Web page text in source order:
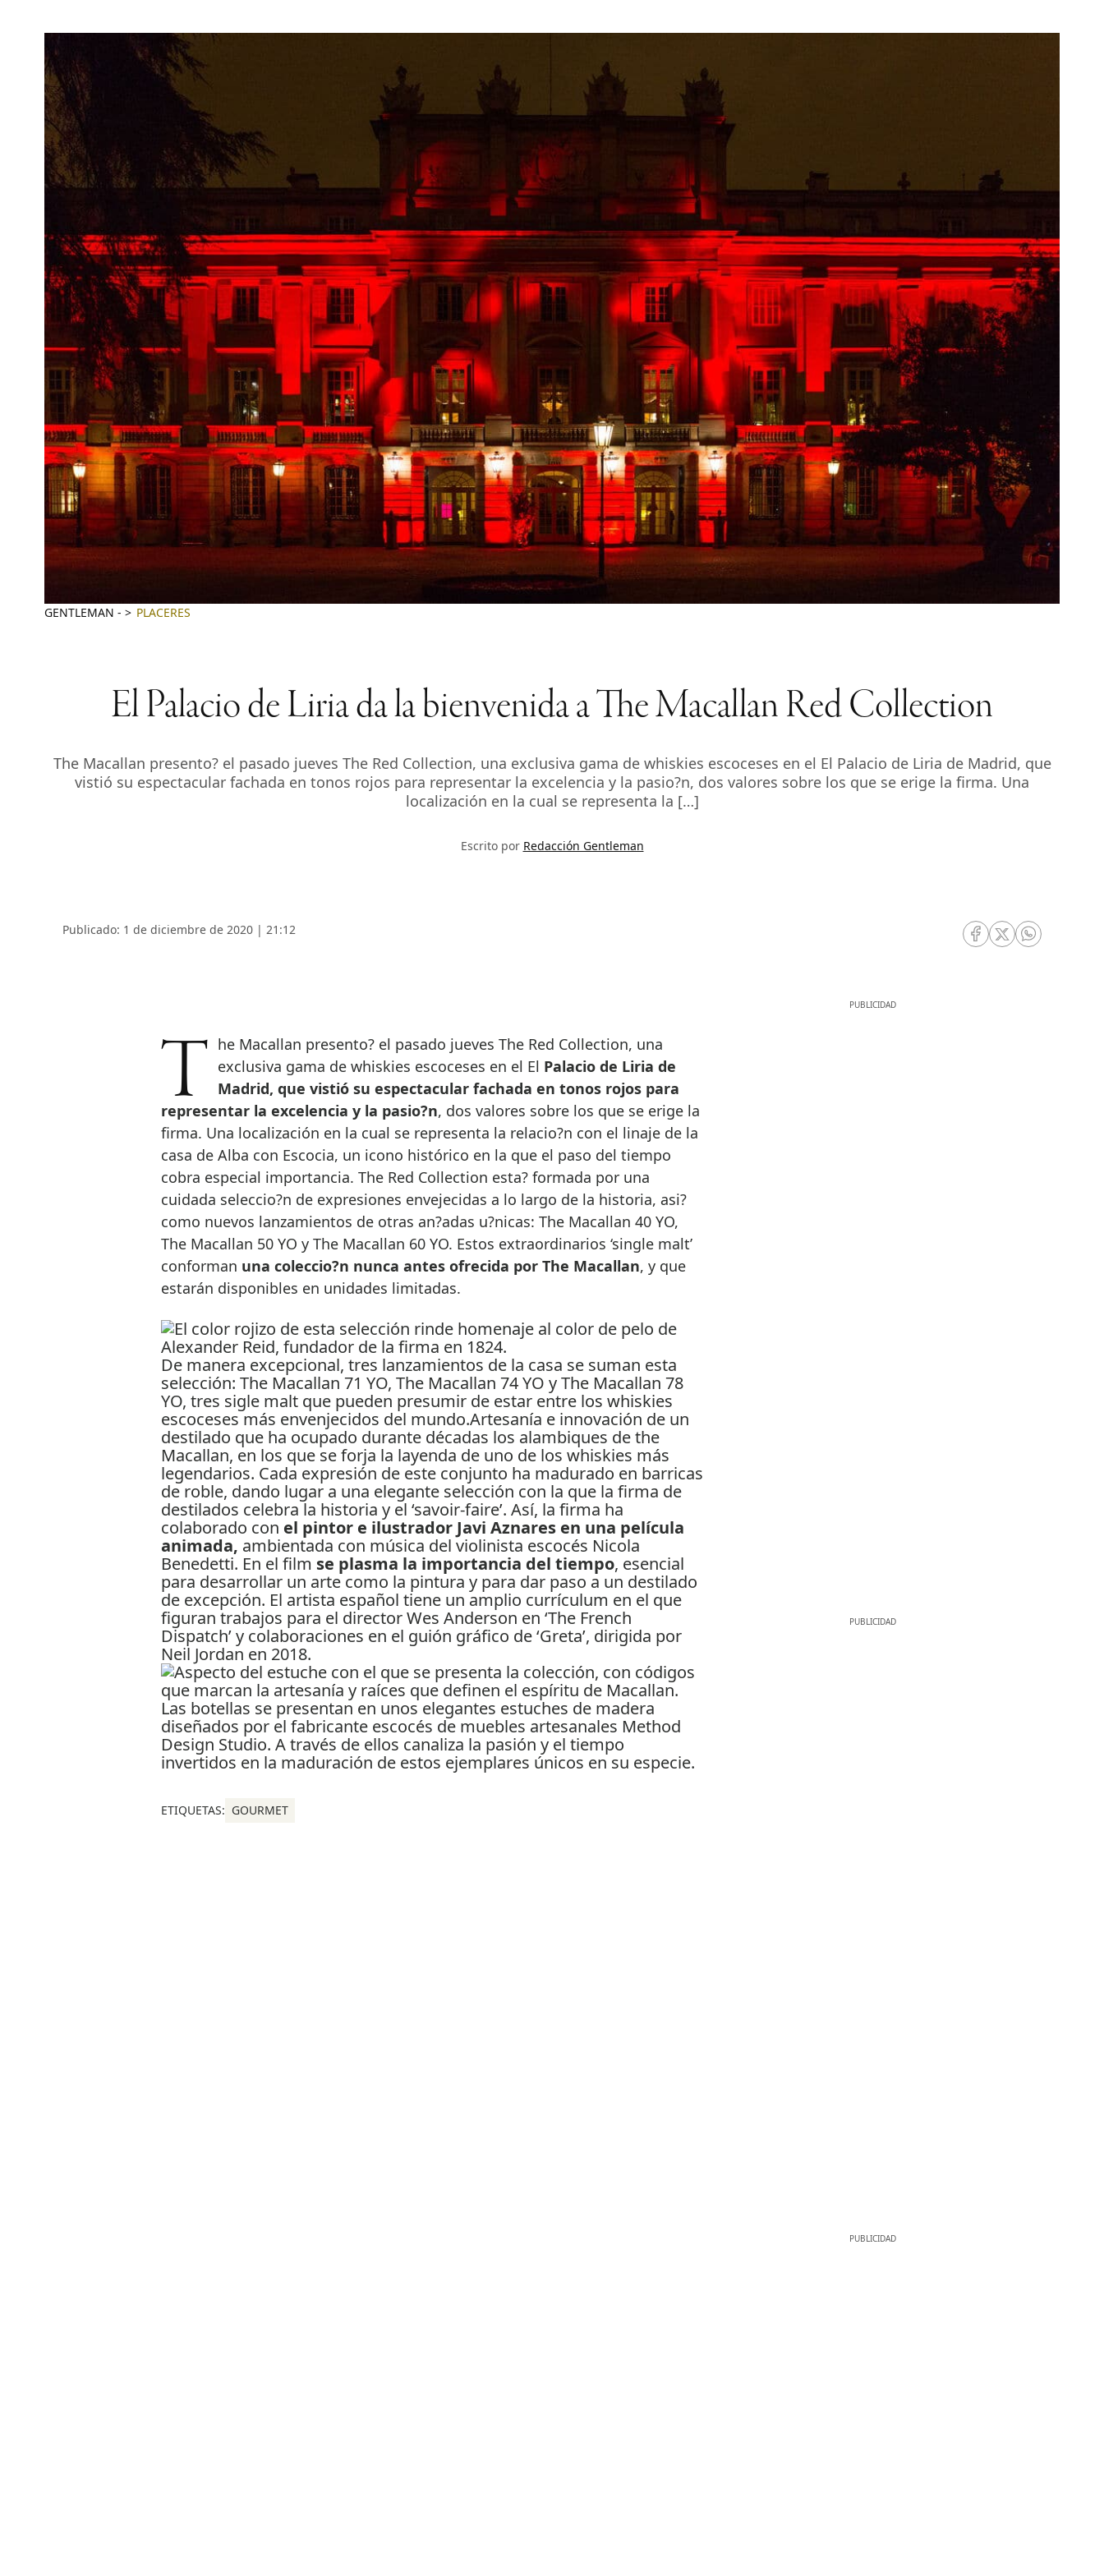
GENTLEMAN - PLACERES
El Palacio de Liria da la bienvenida a The Macallan Red Collection
The Macallan presento? el pasado jueves The Red Collection, una exclusiva gama de whiskies escoceses en el El Palacio de Liria de Madrid, que
vistió su espectacular fachada en tonos rojos para representar la excelencia y la pasio?n, dos valores sobre los que se erige la firma. Una
localización en la cual se representa la […]
Escrito por Redacción Gentleman
Publicado: 1 de diciembre de 2020 | 21:12
RRSS Facebook
RRSS Twitter
RRSS
The Macallan presento? el pasado jueves The Red Collection, una exclusiva gama de whiskies escoceses en el El Palacio de Liria de
Madrid, que vistió su espectacular fachada en tonos rojos para
representar la excelencia y la pasio?n, dos valores sobre los que se erige la
firma. Una localización en la cual se representa la relacio?n con el linaje de la
casa de Alba con Escocia, un icono histórico en la que el paso del tiempo
cobra especial importancia. The Red Collection esta? formada por una
cuidada seleccio?n de expresiones envejecidas a lo largo de la historia, asi?
como nuevos lanzamientos de otras an?adas u?nicas: The Macallan 40 YO,
The Macallan 50 YO y The Macallan 60 YO. Estos extraordinarios ‘single malt’
conforman una coleccio?n nunca antes ofrecida por The Macallan, y que
estarán disponibles en unidades limitadas.
De manera excepcional, tres lanzamientos de la casa se suman esta
selección: The Macallan 71 YO, The Macallan 74 YO y The Macallan 78
YO, tres sigle malt que pueden presumir de estar entre los whiskies
escoceses más envenjecidos del mundo.Artesanía e innovación de un
destilado que ha ocupado durante décadas los alambiques de the
Macallan, en los que se forja la layenda de uno de los whiskies más
legendarios. Cada expresión de este conjunto ha madurado en barricas
de roble, dando lugar a una elegante selección con la que la firma de
destilados celebra la historia y el ‘savoir-faire’. Así, la firma ha
colaborado con el pintor e ilustrador Javi Aznares en una película
animada, ambientada con música del violinista escocés Nicola
Benedetti. En el film se plasma la importancia del tiempo, esencial
para desarrollar un arte como la pintura y para dar paso a un destilado
de excepción. El artista español tiene un amplio currículum en el que
figuran trabajos para el director Wes Anderson en ‘The French
Dispatch’ y colaboraciones en el guión gráfico de ‘Greta’, dirigida por
Neil Jordan en 2018.
Las botellas se presentan en unos elegantes estuches de madera
diseñados por el fabricante escocés de muebles artesanales Method
Design Studio. A través de ellos canaliza la pasión y el tiempo
invertidos en la maduración de estos ejemplares únicos en su especie.
ETIQUETAS: GOURMET